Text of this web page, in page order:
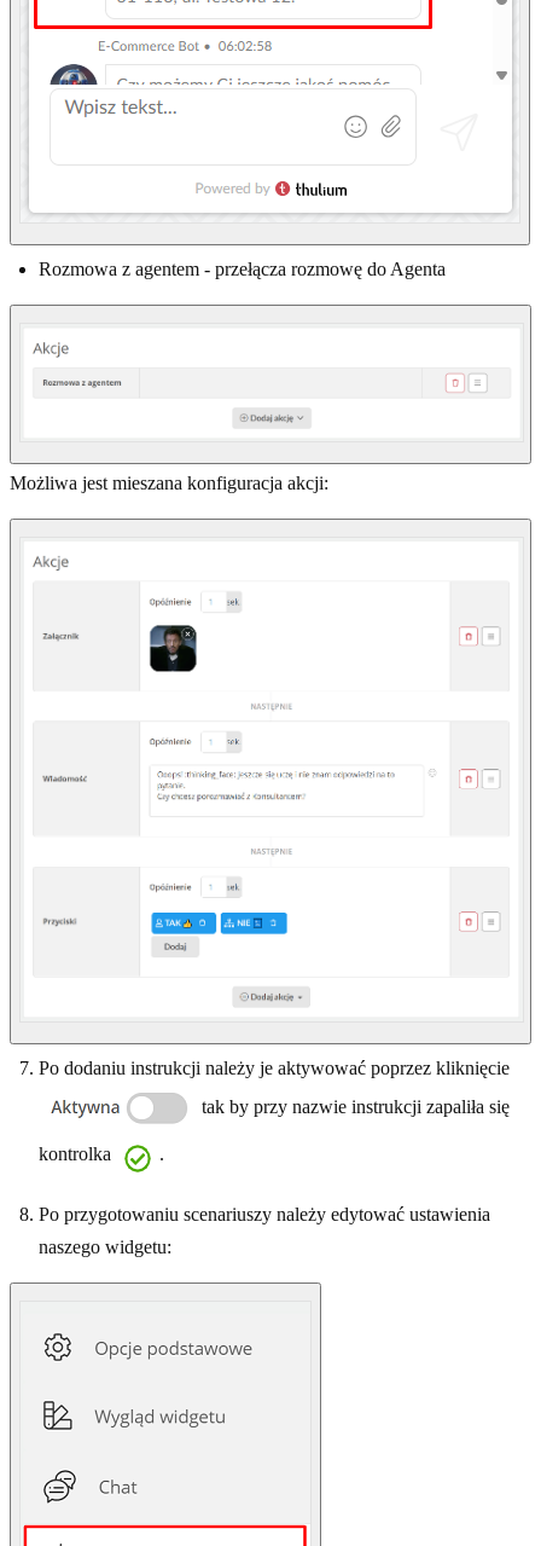
Rozmowa z agentem - przełącza rozmowę do Agenta
Możliwa jest mieszana konfiguracja akcji:
Po dodaniu instrukcji należy je aktywować poprzez kliknięcie
tak by przy nazwie instrukcji zapaliła się
kontrolka
Po przygotowaniu scenariuszy należy edytować ustawienia
naszego widgetu: